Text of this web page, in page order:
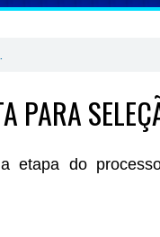
PARA
etapa do